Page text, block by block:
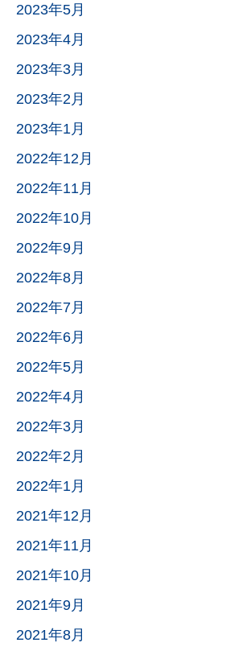
2023年5月
2023年4月
2023年3月
2023年2月
2023年1月
2022年12月
2022年11月
2022年10月
2022年9月
2022年8月
2022年7月
2022年6月
2022年5月
2022年4月
2022年3月
2022年2月
2022年1月
2021年12月
2021年11月
2021年10月
2021年9月
2021年8月